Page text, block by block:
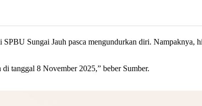
Sungai Jauh pasca mengundurkan diri. Nampaknya,
tanggal 8 November 2025,” beber Sumber.